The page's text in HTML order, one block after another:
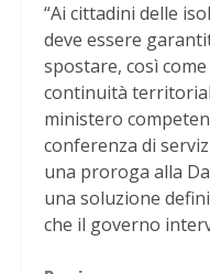
“Ai cittadini delle
deve essere
spostare, così
continuità
ministero
conferenza di
una proroga alla
una soluzione
che il governo